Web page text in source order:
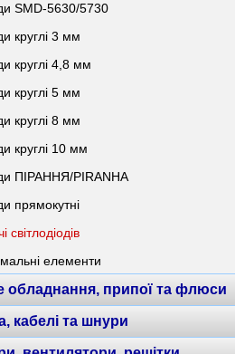
SMD-5630/5730
круглі 3 мм
круглі 4,8 мм
круглі 5 мм
круглі 8 мм
круглі 10 мм
ПІРАННЯ/PIRANHA
прямокутні
світлодіодів
елементи
обладнання, припої та флюси
кабелі та шнури